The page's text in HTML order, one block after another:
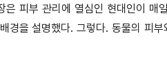
은 피부 관리에 열심인 현대인이 매
경을 설명했다. 그렇다. 동물의 피